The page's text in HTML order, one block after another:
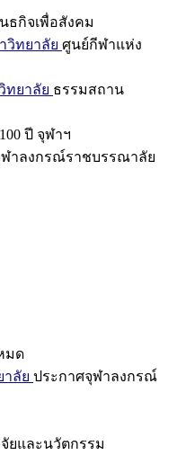
ธกิจเพื่อสังคม
วิทยาลัย ศูนย์กีฬาแห่ง
ทยาลัย ธรรมสถาน
ปี จุฬาฯ
ฬาลงกรณ์ราชบรรณาลัย
มด
ลัย ประกาศจุฬาลงกรณ์
ยและนวัตกรรม